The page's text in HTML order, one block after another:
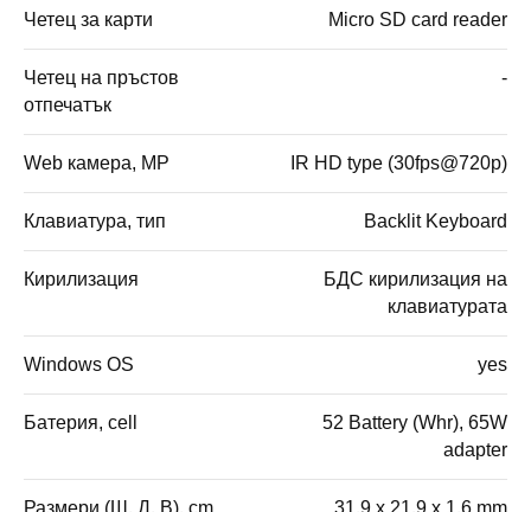
Четец за карти Micro SD card reader
Четец на пръстов
отпечатък
-
Web камера, MP IR HD type (30fps@720p)
Клавиатура, тип Backlit Keyboard
Кирилизация
БДС кирилизация на
клавиатурата
Windows OS yes
Батерия, cell
52 Battery (Whr), 65W
adapter
Размери (Ш, Д, В), cm 31.9 x 21.9 x 1.6 mm